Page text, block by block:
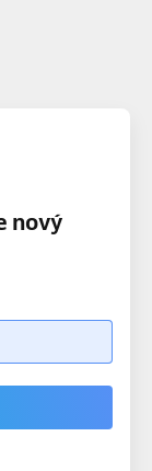
nový